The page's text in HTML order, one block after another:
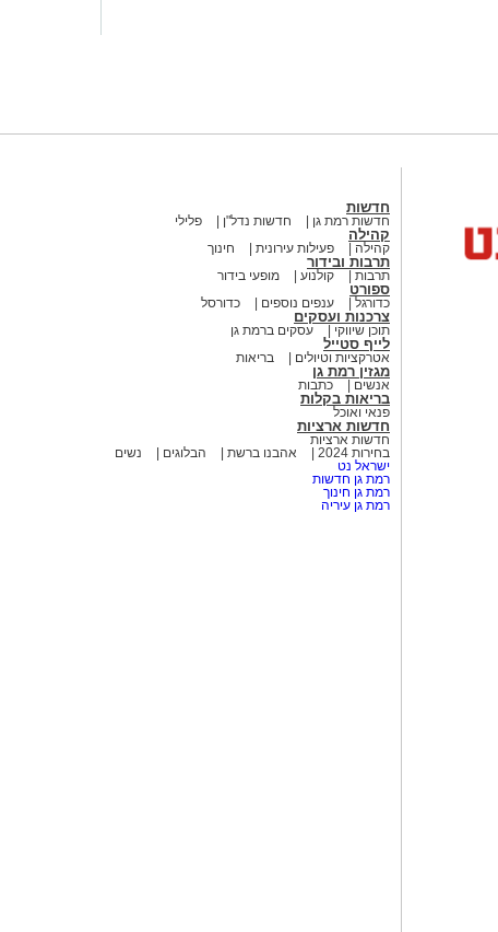
חדשות
חדשות רמת גן חדשות נדל"ן פלילי
קהילה
קהילה פעילות עירונית חינוך
תרבות ובידור
תרבות קולנוע מופעי בידור
ספורט
כדורגל ענפים נוספים כדורסל
צרכנות ועסקים
תוכן שיווקי עסקים ברמת גן
לייף סטייל
אטרקציות וטיולים בריאות
מגזין רמת גן
אנשים כתבות
בריאות בקלות
פנאי ואוכל
חדשות ארציות
חדשות ארציות
בחירות 2024
אהבנו ברשת הבלוגים
נשים
ישראל נט
רמת גן חדשות
רמת גן חינוך
רמת גן עיריה